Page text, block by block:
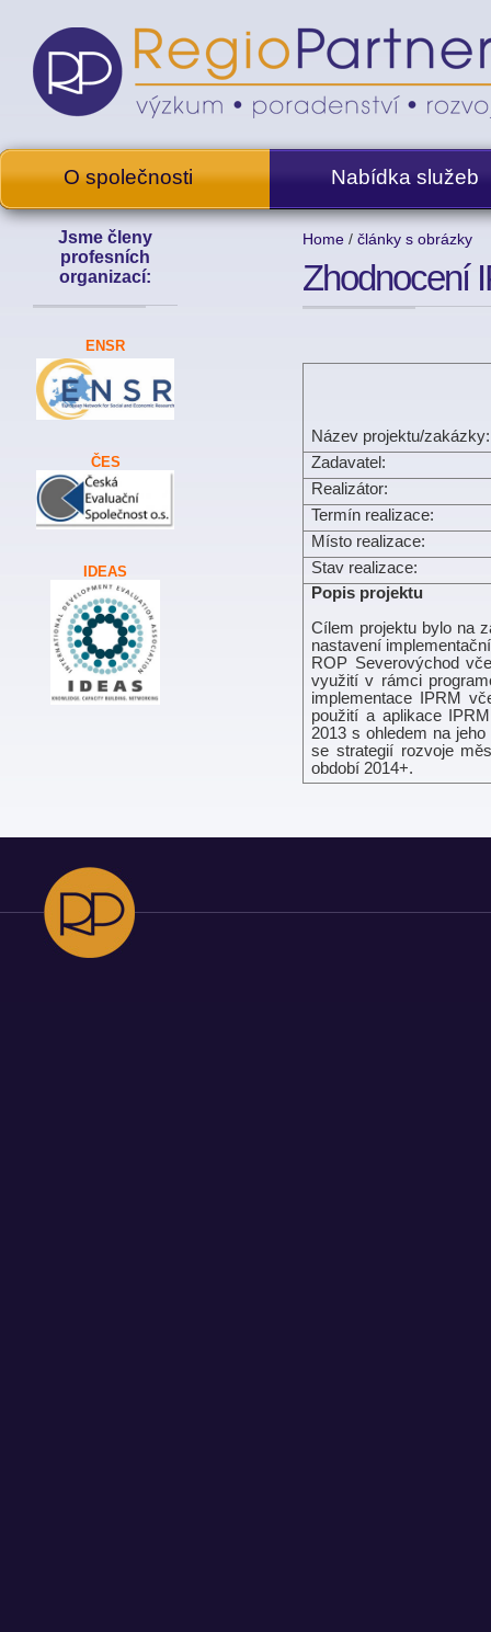
Home / články s obrázky
Zhodnocení
Název projektu/zakázky:
Zadavatel:
Realizátor:
Termín realizace:
Místo realizace:
Stav realizace:
Popis projektu
Cílem projektu bylo na
nastavení
ROP Severovýchod
využití v rámci
implementace IPRM
použití a aplikace
2013 s ohledem na
se strategií rozvoje
období 2014+.
Jsme členy
profesních
organizací:
ENSR
ČES
IDEAS
O společnosti Nabídka služeb